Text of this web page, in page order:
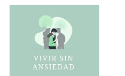
Saltar
contenido